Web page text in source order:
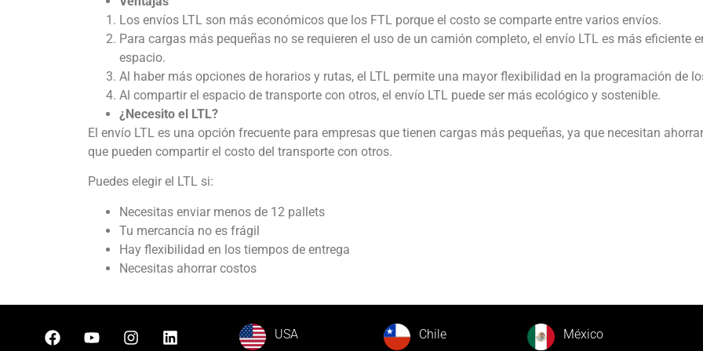
Los envíos LTL son más económicos que los FTL porque el costo se comparte entre varios envíos.
Para cargas más pequeñas no se requieren el uso de un camión completo, el envío LTL es más eficiente
espacio.
Al haber más opciones de horarios y rutas, el LTL permite una mayor flexibilidad en la programación de
Al compartir el espacio de transporte con otros, el envío LTL puede ser más ecológico y sostenible.
¿Necesito el LTL?
El envío LTL es una opción frecuente para empresas que tienen cargas más pequeñas, ya que necesitan
que pueden compartir el costo del transporte con otros.
Puedes elegir el LTL si:
Necesitas enviar menos de 12 pallets
Tu mercancía no es frágil
Hay flexibilidad en los tiempos de entrega
Necesitas ahorrar costos
USA Chile México